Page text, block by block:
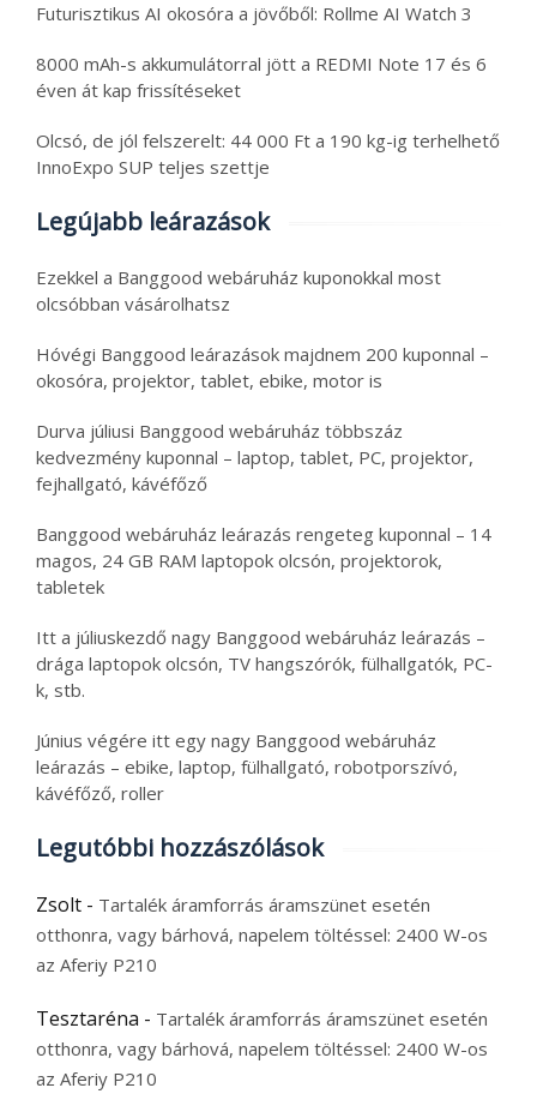
Futurisztikus AI okosóra a jövőből: Rollme AI Watch 3
8000 mAh-s akkumulátorral jött a REDMI Note 17 és 6
éven át kap frissítéseket
Olcsó, de jól felszerelt: 44 000 Ft a 190 kg-ig terhelhető
InnoExpo SUP teljes szettje
Legújabb leárazások
Ezekkel a Banggood webáruház kuponokkal most
olcsóbban vásárolhatsz
Hóvégi Banggood leárazások majdnem 200 kuponnal –
okosóra, projektor, tablet, ebike, motor is
Durva júliusi Banggood webáruház többszáz
kedvezmény kuponnal – laptop, tablet, PC, projektor,
fejhallgató, kávéfőző
Banggood webáruház leárazás rengeteg kuponnal – 14
magos, 24 GB RAM laptopok olcsón, projektorok,
tabletek
Itt a júliuskezdő nagy Banggood webáruház leárazás –
drága laptopok olcsón, TV hangszórók, fülhallgatók, PC-
k, stb.
Június végére itt egy nagy Banggood webáruház
leárazás – ebike, laptop, fülhallgató, robotporszívó,
kávéfőző, roller
Legutóbbi hozzászólások
Zsolt - Tartalék áramforrás áramszünet esetén
otthonra, vagy bárhová, napelem töltéssel: 2400 W-os
az Aferiy P210
Tesztaréna - Tartalék áramforrás áramszünet esetén
otthonra, vagy bárhová, napelem töltéssel: 2400 W-os
az Aferiy P210